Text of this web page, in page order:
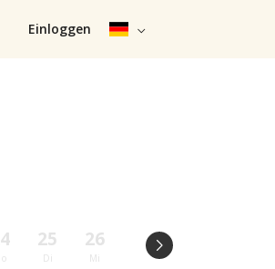
Einloggen
25
Di
26
Mi
27
Do